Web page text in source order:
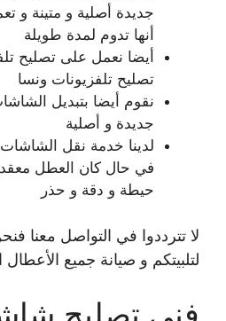
جديدة أصلية و متينة و
أنها تدوم لمدة طويلة
تصليح تلفزيونات ونسا
نقوم أيضا بتبديل
جديدة و أصلية
لدينا خدمة نقل الشاشات
في حال كان العطل معقد
حيطة و دقة و حذر
لا تترددوا في التواصل معنا
لتلبيتكم و صيانة جميع